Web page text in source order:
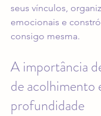
seus vínculos,
emocionais e
consigo mesma.
A importância
de acolhimento
profundidade